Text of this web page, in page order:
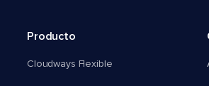
Producto
Cloudways Flexible